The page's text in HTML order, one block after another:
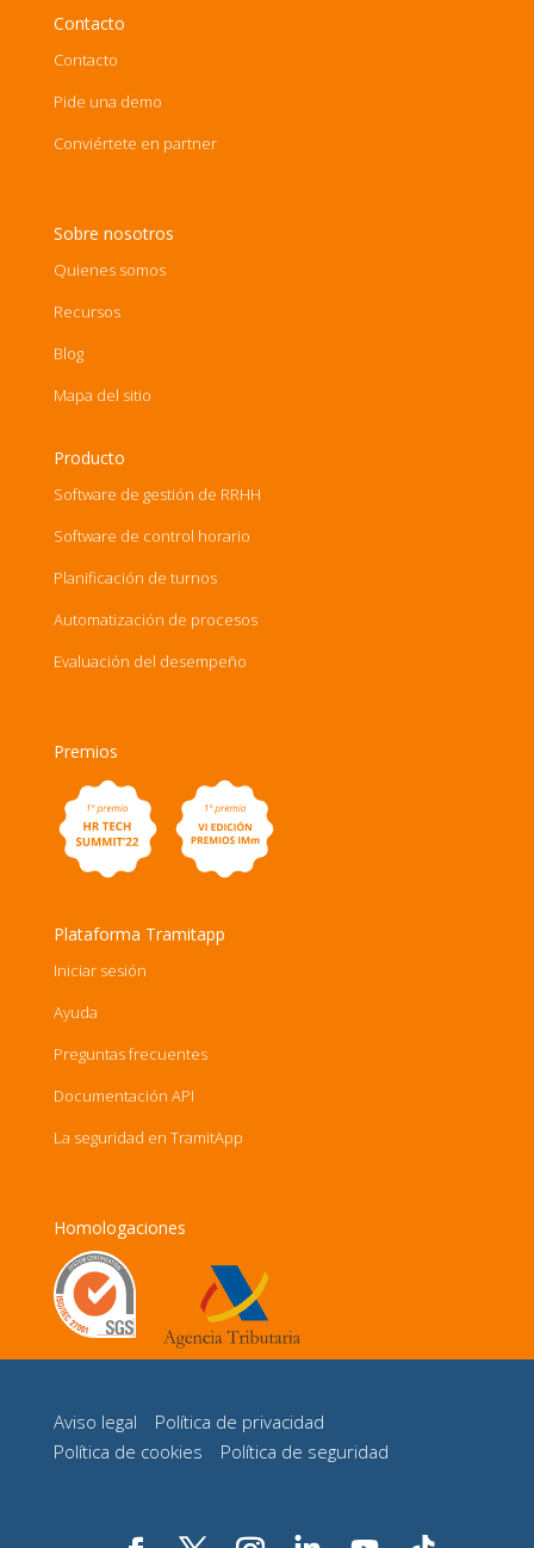
Contacto
Contacto
Pide una demo
Conviértete en partner
Sobre nosotros
Quienes somos
Recursos
Blog
Mapa del sitio
Producto
Software de gestión de RRHH
Software de control horario
Planificación de turnos
Automatización de procesos
Evaluación del desempeño
Premios
Plataforma Tramitapp
Iniciar sesión
Ayuda
Preguntas frecuentes
Documentación API
La seguridad en TramitApp
Homologaciones
Aviso legal
Política de privacidad
Política de cookies
Política de seguridad